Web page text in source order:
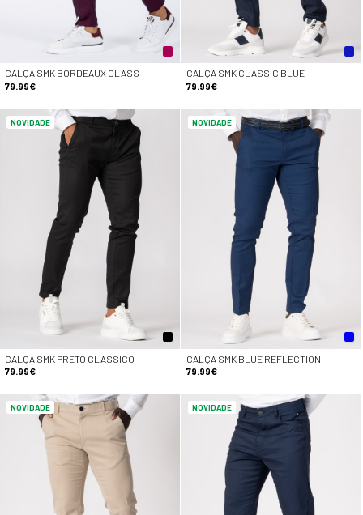
CALÇA SMK BORDEAUX CLASS
79.99€
CALÇA SMK CLASSIC BLUE
79.99€
NOVIDADE
CALÇA SMK PRETO CLASSICO
79.99€
NOVIDADE
CALÇA SMK BLUE REFLECTION
79.99€
NOVIDADE NOVIDADE